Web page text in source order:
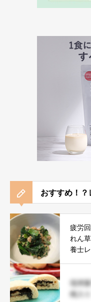
おすすめ！？
疲労
れん
養士レ
琉球
桃入